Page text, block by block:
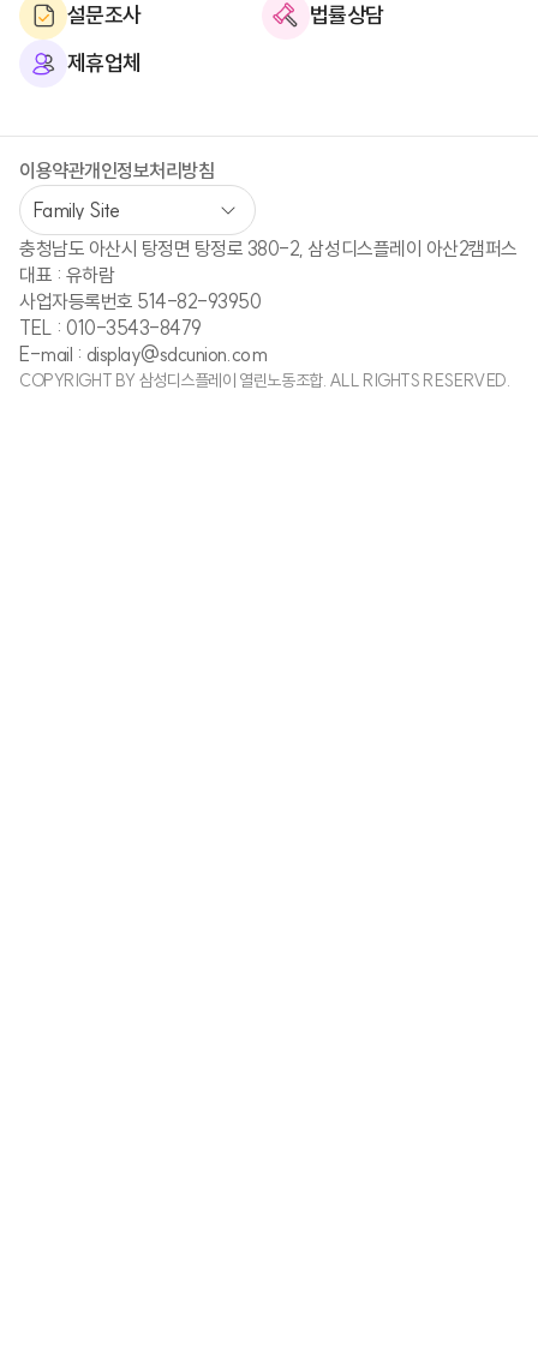
설문조사
법률상담
제휴업체
이용약관개인정보처리방침
충청남도 아산시 탕정면 탕정로 380-2, 삼성디스플레이 아산2캠퍼스
대표 : 유하람
사업자등록번호 514-82-93950
TEL : 010-3543-8479
E-mail : display@sdcunion.com
COPYRIGHT BY 삼성디스플레이 열린노동조합. ALL RIGHTS RESERVED.